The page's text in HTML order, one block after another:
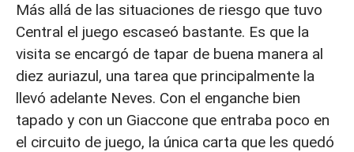
Más allá de las situaciones de riesgo que tuvo
Central el juego escaseó bastante. Es que la
visita se encargó de tapar de buena manera al
diez auriazul, una tarea que principalmente la
llevó adelante Neves. Con el enganche bien
tapado y con un Giaccone que entraba poco en
el circuito de juego, la única carta que les quedó